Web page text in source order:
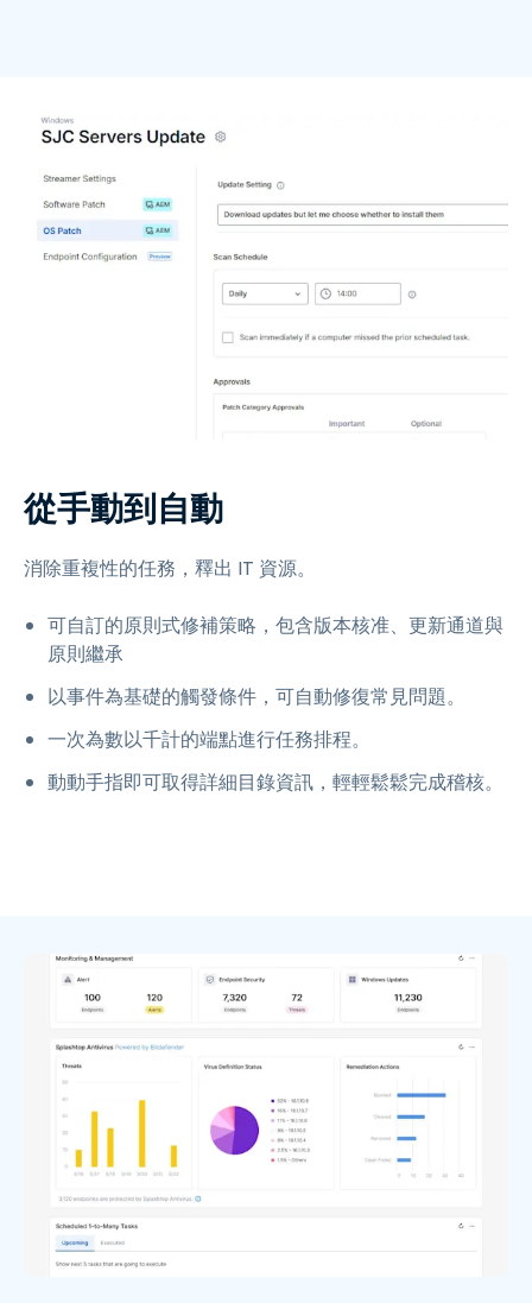
從手動到自動
消除重複性的任務，釋出 IT 資源。
可自訂的原則式修補策略，包含版本核准、更新通道與
原則繼承
以事件為基礎的觸發條件，可自動修復常見問題。
一次為數以千計的端點進行任務排程。
動動手指即可取得詳細目錄資訊，輕輕鬆鬆完成稽核。